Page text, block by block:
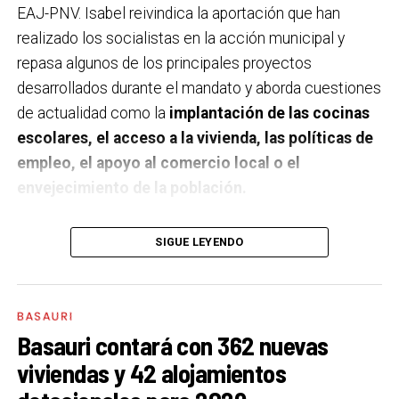
EAJ-PNV. Isabel reivindica la aportación que han
realizado los socialistas en la acción municipal y
repasa algunos de los principales proyectos
desarrollados durante el mandato y aborda cuestiones
de actualidad como la implantación de las cocinas
escolares, el acceso a la vivienda, las políticas de
empleo, el apoyo al comercio local o el
envejecimiento de la población.
A un año de acabar la legislatura, ¿qué balance
haces de la gestión del PSE en tus áreas dentro
del equipo de gobierno y qué proyectos
los gobiernos sirve para transformar y mejorar la vida
de las personas y, por eso, tan importante como la
SIGUE LEYENDO
BASAURI
Basauri contará con 362 nuevas
viviendas y 42 alojamientos